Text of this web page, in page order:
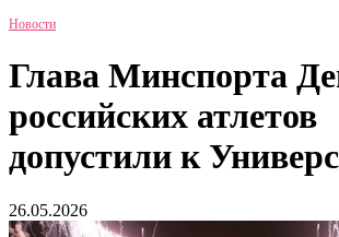
Новости
Глава Минспорта
российских атлетов
допустили к
26.05.2026